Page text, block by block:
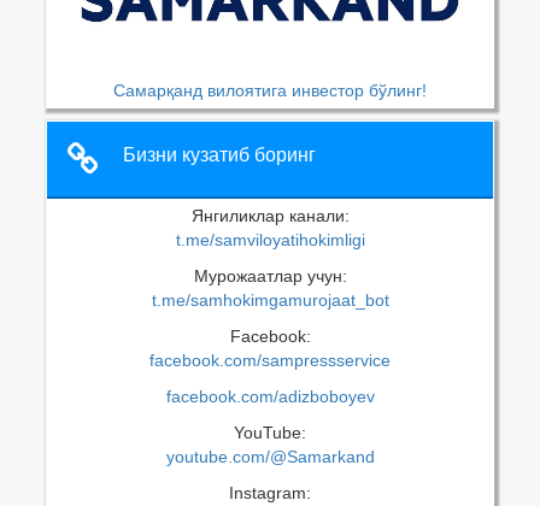
Самарқанд вилоятига инвестор бўлинг!
Бизни кузатиб боринг
Янгиликлар канали:
t.me/samviloyatihokimligi
Мурожаатлар учун:
t.me/samhokimgamurojaat_bot
Facebook:
facebook.com/sampressservice
facebook.com/adizboboyev
YouTube:
youtube.com/@Samarkand
Instagram: